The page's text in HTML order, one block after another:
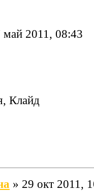
май 2011, 08:43
Клайд
» 29 окт 2011,